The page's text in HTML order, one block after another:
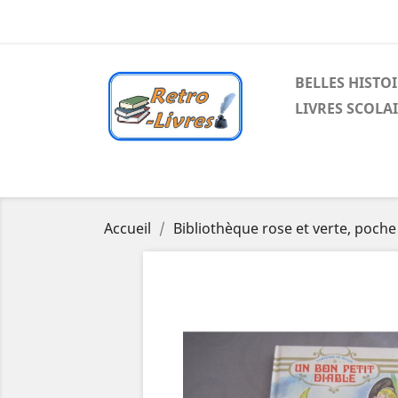
BELLES
LIVRES
Accueil Bibliothèque rose et verte, poche